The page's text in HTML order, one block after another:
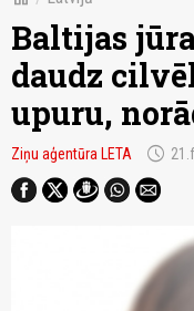
Baltijas
daudz
upuru,
Ziņu aģentūra LETA schedule